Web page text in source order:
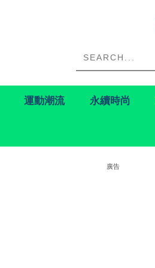
運動潮流 永續時尚
廣告